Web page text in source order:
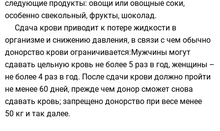
следующие продукты: овощи или овощные соки,
особенно свекольный, фрукты, шоколад.
Сдача крови приводит к потере жидкости в
организме и снижению давления, в связи с чем обычно
донорство крови ограничивается:Мужчины могут
сдавать цельную кровь не более 5 раз в год, женщины –
не более 4 раз в год. После сдачи крови должно пройти
не менее 60 дней, прежде чем донор сможет снова
сдавать кровь; запрещено донорство при весе менее
50 кг и так далее.